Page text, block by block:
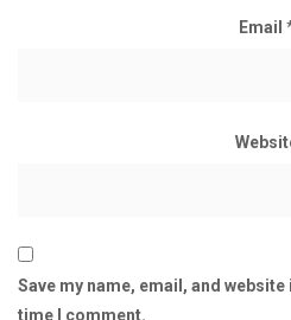
Email
Save my name, email, and
time I comment.